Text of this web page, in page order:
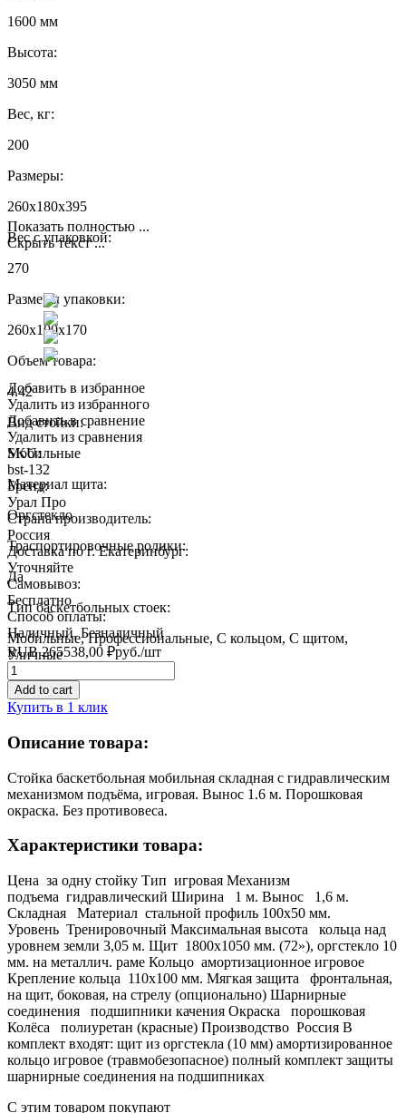
1600 мм
Высота:
3050 мм
Вес, кг:
200
Размеры:
260x180x395
Вес с упаковкой:
270
Размеры упаковки:
260x100x170
Объем товара:
4.42
Вид стойки:
Мобильные
Материал щита:
Оргстекло
Траспортировочные ролики:
Да
Тип баскетбольных стоек:
Мобильные, Профессиональные, С кольцом, С щитом,
Уличные
Показать полностью ...
Скрыть текст ...
Добавить в избранное
Удалить из избранного
Добавить в сравнение
Удалить из сравнения
SKU:
bst-132
Бренд:
Урал Про
Страна производитель:
Россия
Доставка по г. Екатеринбург:
Уточняйте
Самовывоз:
Бесплатно
Способ оплаты:
Наличный, Безналичный
RUB 265538,00 ₽руб./шт
Quantity
Add to cart
Купить в 1 клик
Описание товара:
Стойка баскетбольная мобильная складная с гидравлическим
механизмом подъёма, игровая. Вынос 1.6 м. Порошковая
окраска. Без противовеса.
Характеристики товара:
Цена за одну стойку Тип игровая Механизм
подъема гидравлический Ширина 1 м. Вынос 1,6 м.
Складная Материал стальной профиль 100х50 мм.
Уровень Тренировочный Максимальная высота кольца над
уровнем земли 3,05 м. Щит 1800х1050 мм. (72»), оргстекло 10
мм. на металлич. раме Кольцо амортизационное игровое
Крепление кольца 110х100 мм. Мягкая защита фронтальная,
на щит, боковая, на стрелу (опционально) Шарнирные
соединения подшипники качения Окраска порошковая
Колёса полиуретан (красные) Производство Россия В
комплект входят: щит из оргстекла (10 мм) амортизированное
кольцо игровое (травмобезопасное) полный комплект защиты
шарнирные соединения на подшипниках
С этим товаром покупают